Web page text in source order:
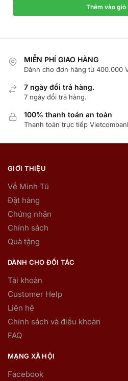
Thêm vào giỏ
MIỄN PHÍ GIAO HÀNG
Dành cho đơn hàng từ 400.000
7 ngày đổi trả hàng.
7 ngày đổi trả hàng.
100% thanh toán an toàn
Thanh toán trực tiếp
GIỚI THIỆU
Về Minh Tú
Đặt hàng
Chứng nhận
Chính sách
Quà tặng
DÀNH CHO ĐỐI TÁC
Tài khoản
Customer Help
Liên hệ
Chính sách và điều khoản
FAQ
MẠNG XÃ HỘI
Facebook